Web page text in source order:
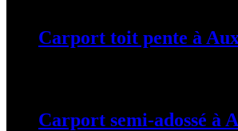
Carport toit pente à
Carport semi-adossé à